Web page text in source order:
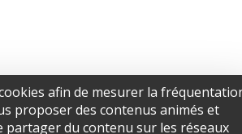
afin de mesurer la
proposer des contenus animés et
partager du contenu sur les réseaux